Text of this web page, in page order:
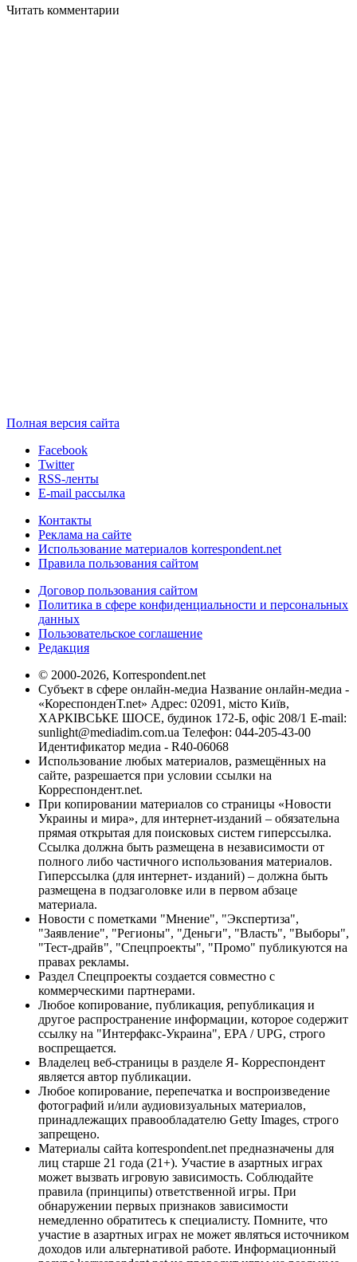
Читать комментарии
Полная версия сайта
Facebook
Twitter
RSS-ленты
E-mail рассылка
Контакты
Реклама на сайте
Использование материалов korrespondent.net
Правила пользования сайтом
Договор пользования сайтом
Политика в сфере конфиденциальности и персональных
данных
Пользовательское соглашение
Редакция
© 2000-2026, Korrespondent.net
Субъект в сфере онлайн-медиа Название онлайн-медиа -
«КореспонденТ.net» Адрес: 02091, місто Київ,
ХАРКІВСЬКЕ ШОСЕ, будинок 172-Б, офіс 208/1 E-mail:
sunlight@mediadim.com.ua Телефон: 044-205-43-00
Идентификатор медиа - R40-06068
Использование любых материалов, размещённых на
сайте, разрешается при условии ссылки на
Корреспондент.net.
При копировании материалов со страницы «Новости
Украины и мира», для интернет-изданий – обязательна
прямая открытая для поисковых систем гиперссылка.
Ссылка должна быть размещена в независимости от
полного либо частичного использования материалов.
Гиперссылка (для интернет- изданий) – должна быть
размещена в подзаголовке или в первом абзаце
материала.
Новости с пометками "Мнение", "Экспертиза",
"Заявление", "Регионы", "Деньги", "Власть", "Выборы",
"Тест-драйв", "Спецпроекты", "Промо" публикуются на
правах рекламы.
Раздел Спецпроекты создается совместно с
коммерческими партнерами.
Любое копирование, публикация, републикация и
другое распространение информации, которое содержит
ссылку на "Интерфакс-Украина", EPA / UPG, строго
воспрещается.
Владелец веб-страницы в разделе Я- Корреспондент
является автор публикации.
Любое копирование, перепечатка и воспроизведение
фотографий и/или аудиовизуальных материалов,
принадлежащих правообладателю Getty Images, строго
запрещено.
Материалы сайта korrespondent.net предназначены для
лиц старше 21 года (21+). Участие в азартных играх
может вызвать игровую зависимость. Соблюдайте
правила (принципы) ответственной игры. При
обнаружении первых признаков зависимости
немедленно обратитесь к специалисту. Помните, что
участие в азартных играх не может являться источником
доходов или альтернативой работе. Информационный